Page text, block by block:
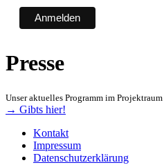
Presse
Unser aktuelles Programm im Projektraum
→ Gibts hier!
Kontakt
Impressum
Datenschutzerklärung